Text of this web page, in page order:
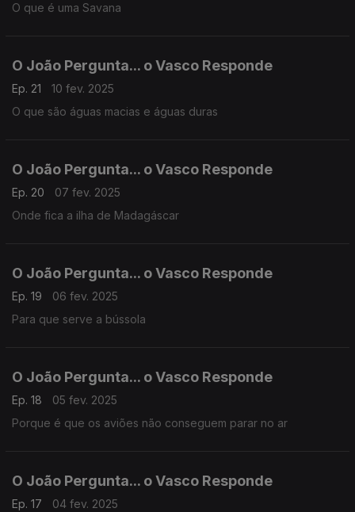
O que é uma Savana
O João Pergunta... o Vasco Responde
Ep. 21
10 fev. 2025
O que são águas macias e águas duras
O João Pergunta... o Vasco Responde
Ep. 20
07 fev. 2025
Onde fica a ilha de Madagáscar
O João Pergunta... o Vasco Responde
Ep. 19
06 fev. 2025
Para que serve a bússola
O João Pergunta... o Vasco Responde
Ep. 18
05 fev. 2025
Porque é que os aviões não conseguem parar no ar
O João Pergunta... o Vasco Responde
Ep. 17
04 fev. 2025